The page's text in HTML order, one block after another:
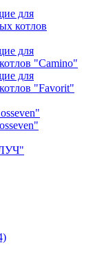
для
котлов
для
"Camino"
для
"Favorit"